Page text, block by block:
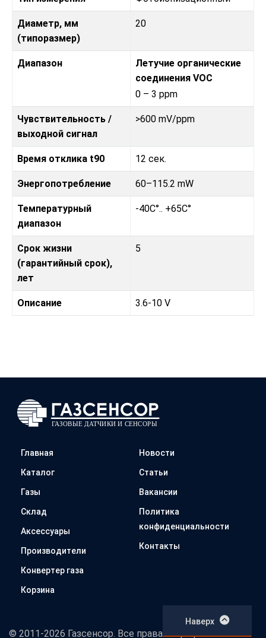
Диаметр, мм
(типоразмер)
20
Диапазон
Летучие органические
соединения VOC
0 – 3 ppm
Чувствительность /
выходной сигнал
>600 mV/ppm
Время отклика t90 12 сек.
Энергопотребление 60–115.2 mW
Температурный
диапазон
-40C°.. +65C°
Срок жизни
(гарантийный срок),
лет
5
Описание 3.6-10 V
Главная
Каталог
Газы
Склад
Аксессуары
Производители
Конвертер газа
Корзина
Новости
Статьи
Вакансии
Политика
конфиденциальности
Контакты
© 2011-2026 Газсенсор. Все права защищены
Наверх